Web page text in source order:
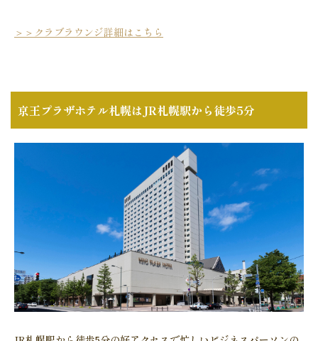
＞＞クラブラウンジ詳細はこちら
京王プラザホテル札幌はJR札幌駅から徒歩5分